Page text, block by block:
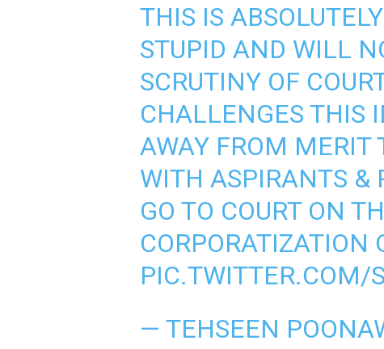
THIS IS
STUPID AND WILL
SCRUTINY OF
CHALLENGES THIS
AWAY FROM MERIT
WITH ASPIRANTS &
GO TO COURT ON
CORPORATIZATION
PIC.TWITTER.COM/
— TEHSEEN